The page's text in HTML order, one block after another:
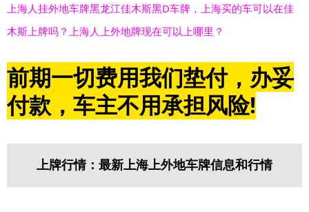
上海人挂外地车牌黑龙江佳木斯黑D车牌，上海买的车可以在佳
木斯上牌吗？上海人上外地牌现在可以上哪里？
前期一切费用我们垫付，办妥
付款，车主不用承担风险!
上牌行情：最新上海上外地车牌信息和行情